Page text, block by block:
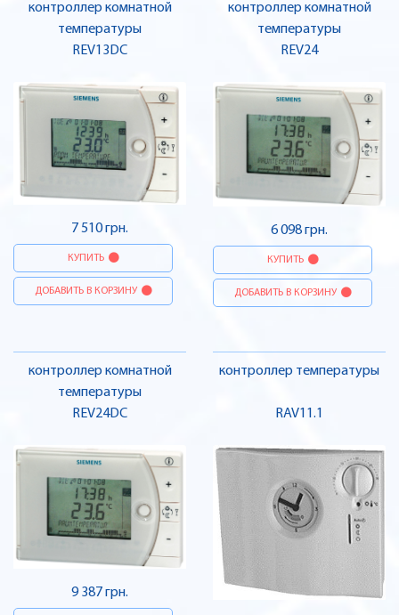
контроллер комнатной
температуры
REV13DC
7 510 грн.
КУПИТЬ
ДОБАВИТЬ В КОРЗИНУ
контроллер комнатной
температуры
REV24
6 098 грн.
КУПИТЬ
ДОБАВИТЬ В КОРЗИНУ
контроллер комнатной
температуры
REV24DC
9 387 грн.
контроллер температуры
RAV11.1